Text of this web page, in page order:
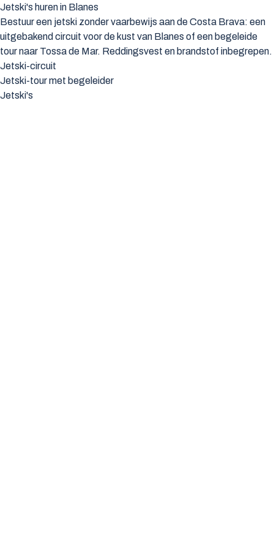
Jetski's huren in Blanes
Bestuur een jetski zonder vaarbewijs aan de Costa Brava: een
uitgebakend circuit voor de kust van Blanes of een begeleide
tour naar Tossa de Mar. Reddingsvest en brandstof inbegrepen.
Jetski-circuit
Jetski-tour met begeleider
Jetski's